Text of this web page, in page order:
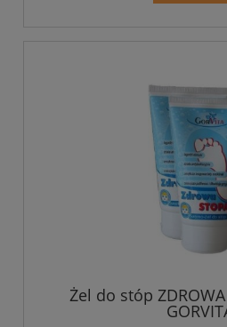
Żel do stóp